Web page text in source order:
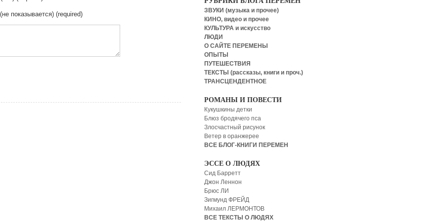
показывается) (required)
ЗВУКИ (музыка и прочее)
КИНО, видео и прочее
КУЛЬТУРА и искусство
ЛЮДИ
О САЙТЕ ПЕРЕМЕНЫ
ОПЫТЫ
ПУТЕШЕСТВИЯ
ТЕКСТЫ (рассказы, книги и проч.)
ТРАНСЦЕНДЕНТНОЕ
РОМАНЫ И ПОВЕСТИ
Кукушкины детки
Блюз бродячего пса
Злосчастный рисунок
Ветер в оранжерее
ВСЕ БЛОГ-КНИГИ ПЕРЕМЕН
ЭССЕ О ЛЮДЯХ
Сид Барретт
Джон Леннон
Брюс ЛИ
Зигмунд ФРЕЙД
Михаил ЛЕРМОНТОВ
ВСЕ ТЕКСТЫ О ЛЮДЯХ